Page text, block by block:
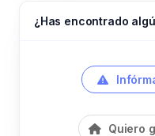
¿Has encontrado
Quiero